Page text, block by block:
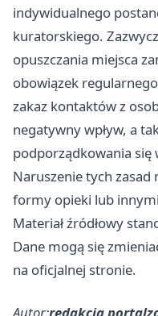
indywidualnego
kuratorskiego.
opuszczania miejsca
obowiązek
zakaz kontaktów z
negatywny wpływ, a
podporządkowania
Naruszenie tych
formy opieki lub
Materiał źródłowy
Dane mogą się
na oficjalnej stronie.